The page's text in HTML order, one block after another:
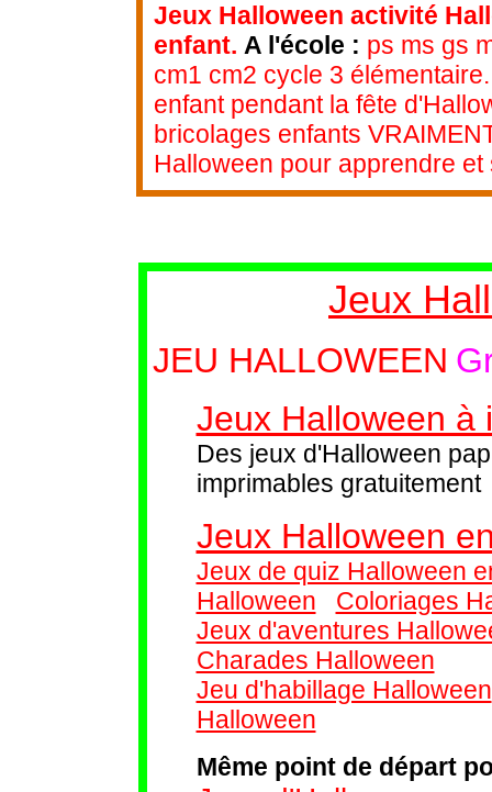
Jeux Halloween activité
enfant. A l'école : ps ms gs
cm1 cm2 cycle 3 élémentaire.
enfant pendant la fête
bricolages enfants
Halloween pour apprendre
Jeux
JEU HALLOWEEN
Jeux Halloween à
Des jeux d'Halloween
imprimables gratuitement
Jeux Halloween
Jeux de quiz Halloween
Halloween
Coloriages
Jeux d'aventures
Charades Halloween
Jeu d'habillage Halloween
Halloween
Même point de départ